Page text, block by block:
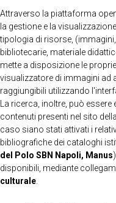
Attraverso la piattaforma
la gestione e la
tipologia di risorse,
bibliotecarie, materiale
mette a disposizione le
visualizzatore di immagini ad
raggiungibili utilizzando
La ricerca, inoltre, può
contenuti presenti nel sito della
caso siano stati attivati i
bibliografiche dei cataloghi
del Polo SBN Napoli, Manus
disponibili, mediante
culturale